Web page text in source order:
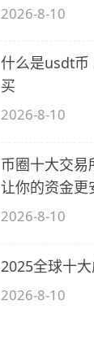
2026-8-10
什么是usdt币
买
2026-8-10
币圈十大交易
让你的资金更
2026-8-10
2025全球十
2026-8-10